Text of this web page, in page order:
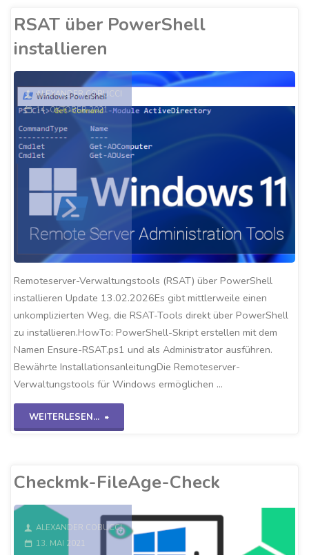
RSAT über PowerShell
installieren
ALEXANDER COBUCCI
14. OKTOBER 2021
Remoteserver-Verwaltungstools (RSAT) über PowerShell
installieren Update 13.02.2026Es gibt mittlerweile einen
unkomplizierten Weg, die RSAT-Tools direkt über PowerShell
zu installieren.HowTo: PowerShell-Skript erstellen mit dem
Namen Ensure-RSAT.ps1 und als Administrator ausführen.
Bewährte InstallationsanleitungDie Remoteserver-
Verwaltungstools für Windows ermöglichen …
WEITERLESEN...
"RSAT
Checkmk-FileAge-Check
ALEXANDER COBUCCI
13. MAI 2021